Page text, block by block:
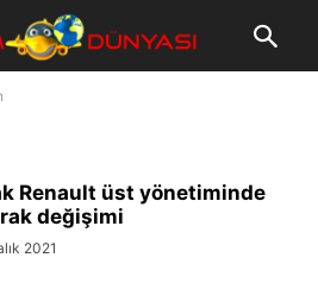
Renault üst yönetiminde
değişimi
2021